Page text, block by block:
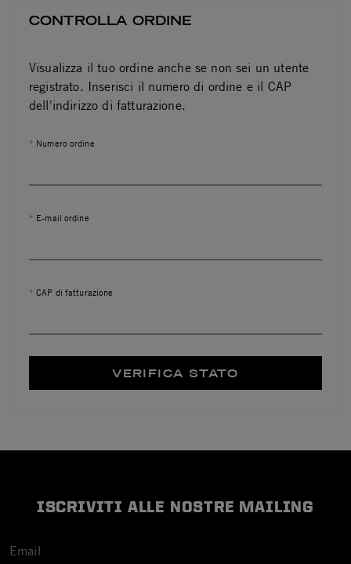
CONTROLLA ORDINE
Visualizza il tuo ordine anche se non sei un utente
registrato. Inserisci il numero di ordine e il CAP
dell'indirizzo di fatturazione.
Numero ordine
E-mail ordine
CAP di fatturazione
VERIFICA STATO
ISCRIVITI ALLE NOSTRE MAILING